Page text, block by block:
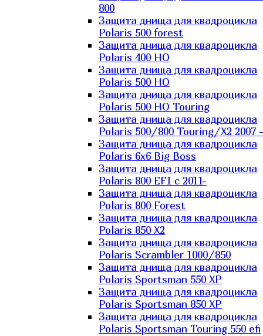
800
Защита днища для квадроцикла
Polaris 500 forest
Защита днища для квадроцикла
Polaris 400 HO
Защита днища для квадроцикла
Polaris 500 HO
Защита днища для квадроцикла
Polaris 500 HO Touring
Защита днища для квадроцикла
Polaris 500/800 Touring/X2 2007 -
Защита днища для квадроцикла
Polaris 6х6 Big Boss
Защита днища для квадроцикла
Polaris 800 EFI с 2011-
Защита днища для квадроцикла
Polaris 800 Forest
Защита днища для квадроцикла
Polaris 850 X2
Защита днища для квадроцикла
Polaris Scrambler 1000/850
Защита днища для квадроцикла
Polaris Sportsman 550 XP
Защита днища для квадроцикла
Polaris Sportsman 850 XP
Защита днища для квадроцикла
Polaris Sportsman Touring 550 efi